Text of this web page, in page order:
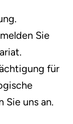
melden Sie
für
Sie uns an.